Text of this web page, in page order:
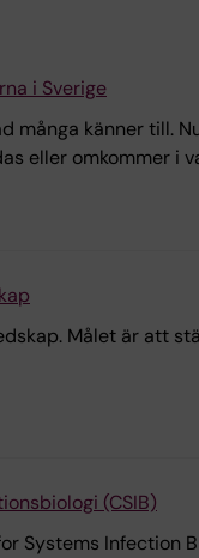
i Sverige
många känner till.
eller omkommer i
Målet är att
(CSIB)
Infection